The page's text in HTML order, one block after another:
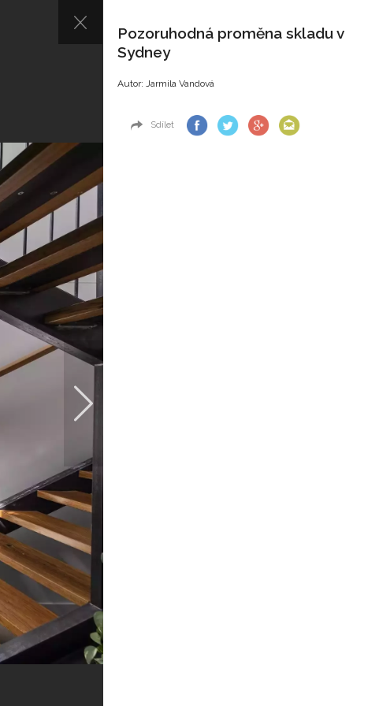
Pozoruhodná proměna skladu v
Sydney
Autor: Jarmila Vandová
Sdílet